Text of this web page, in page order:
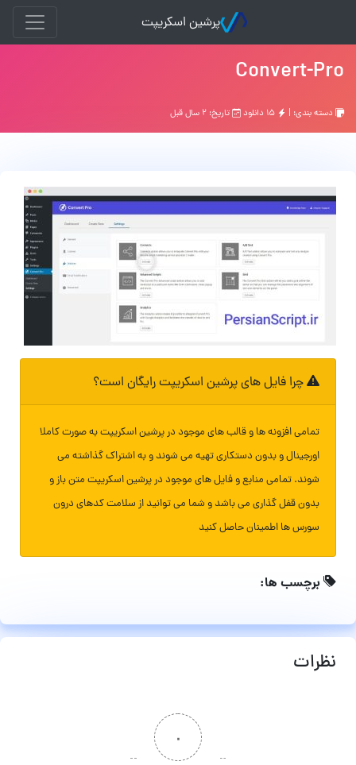
پرشین اسکریپت
Convert-Pro
دسته بندی: | تاریخ: ۲ سال قبل
چرا فایل های پرشین اسکریپت رایگان است؟
تمامی افزونه ها و قالب های موجود در پرشین اسکریپت به صورت کاملا
اورجینال و بدون دستکاری تهیه می شوند و به اشتراک گذاشته می
شوند. تمامی منابع و فایل های موجود در پرشین اسکریپت متن باز و
بدون قفل گذاری می باشد و شما می توانید از سلامت کدهای درون
سورس ها اطمینان حاصل کنید
برچسب ها:
نظرات
۰